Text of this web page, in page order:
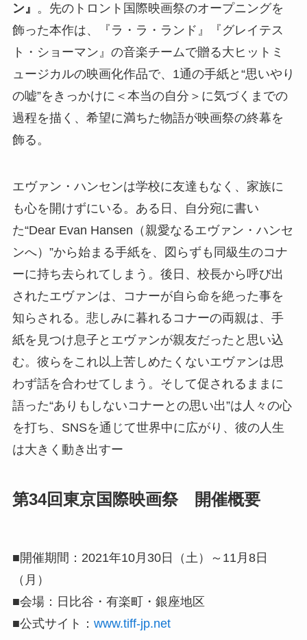
ン』 。先のトロント国際映画祭のオープニングを
飾った本作は、『ラ・ラ・ランド』『グレイテス
ト・ショーマン』の音楽チームで贈る大ヒットミ
ュージカルの映画化作品で、1通の手紙と“思いやり
の嘘”をきっかけに＜本当の自分＞に気づくまでの
過程を描く、希望に満ちた物語が映画祭の終幕を
飾る。
エヴァン・ハンセンは学校に友達もなく、家族に
も心を開けずにいる。ある日、自分宛に書い
た“Dear Evan Hansen（親愛なるエヴァン・ハンセ
ンへ）”から始まる手紙を、図らずも同級生のコナ
ーに持ち去られてしまう。後日、校長から呼び出
されたエヴァンは、コナーが自ら命を絶った事を
知らされる。悲しみに暮れるコナーの両親は、手
紙を見つけ息子とエヴァンが親友だったと思い込
む。彼らをこれ以上苦しめたくないエヴァンは思
わず話を合わせてしまう。そして促されるままに
語った“ありもしないコナーとの思い出”は人々の心
を打ち、SNSを通じて世界中に広がり、彼の人生
は大きく動き出すー
第34回東京国際映画祭 開催概要
■開催期間：2021年10月30日（土）～11月8日
（月）
■会場：日比谷・有楽町・銀座地区
■公式サイト： www.tiff-jp.net